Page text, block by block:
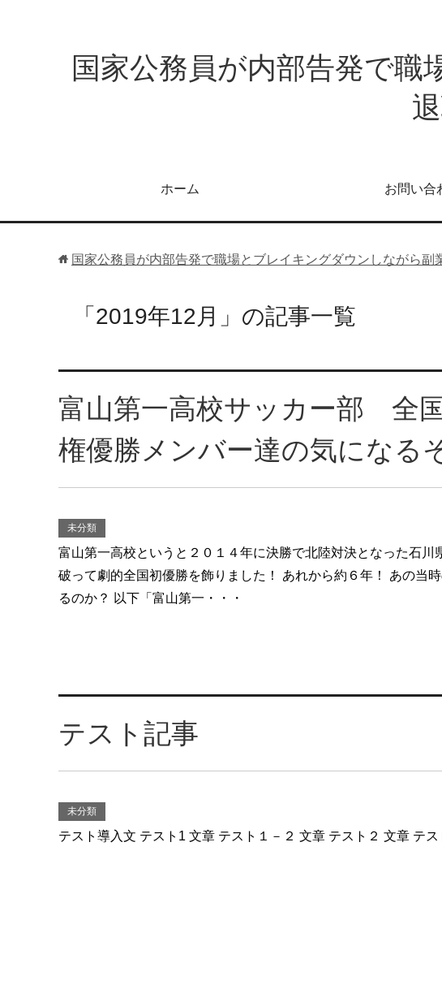
国家公務員が内部告発で
ホーム お問い合
国家公務員が内部告発で職場とブレイキングダウンしながら副
「2019年12月」の記事一覧
富山第一高校サッカー部 全
権優勝メンバー達の気になる
未分類
富山第一高校というと２０１４年に決勝で北陸対決となった石
破って劇的全国初優勝を飾りました！ あれから約６年！ あの当
るのか？ 以下「富山第一・・・
テスト記事
未分類
テスト導入文 テスト1 文章 テスト１－２ 文章 テスト２ 文章 テ